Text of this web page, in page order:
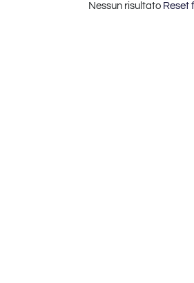
Nessun risultato Reset